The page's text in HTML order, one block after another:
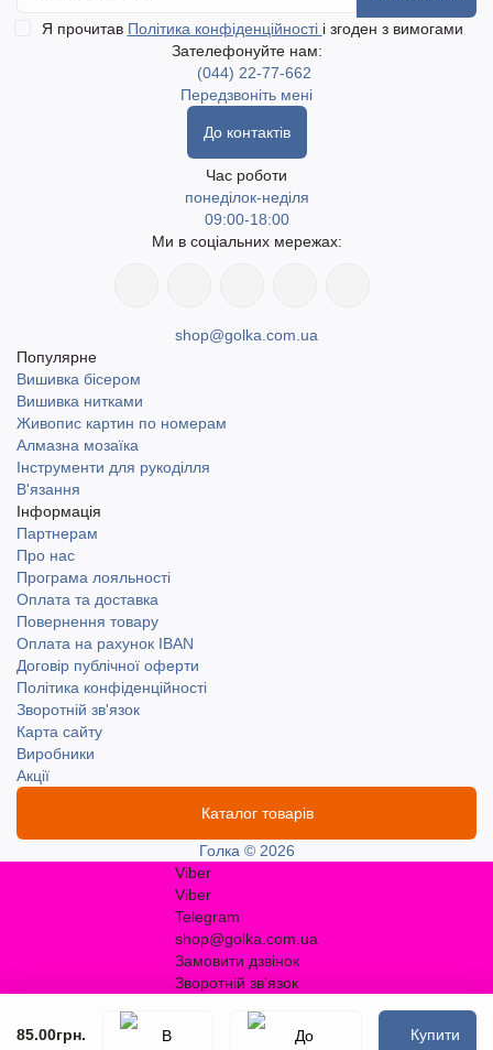
85.00грн. Купити
Я прочитав Політика конфіденційності і згоден з вимогами
Зателефонуйте нам:
(044) 22-77-662
Передзвоніть мені
До контактів
Час роботи
понеділок-неділя
09:00-18:00
Ми в соціальних мережах:
shop@golka.com.ua
Популярне
Вишивка бісером
Вишивка нитками
Живопис картин по номерам
Алмазна мозаїка
Інструменти для рукоділля
В'язання
Інформація
Партнерам
Про нас
Програма лояльності
Оплата та доставка
Повернення товару
Оплата на рахунок IBAN
Договір публічної оферти
Політика конфіденційності
Зворотній зв'язок
Карта сайту
Виробники
Акції
Каталог товарів
Голка © 2026
Viber
Viber
Telegram
shop@golka.com.ua
Замовити дзвінок
Зворотній зв'язок